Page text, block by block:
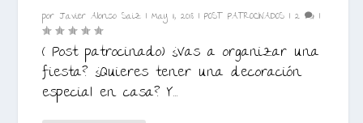
por Javier Alonso Saiz |May 11, 2018 |POST PATROCINADOS |2 |
( Post patrocinado) ¿Vas a organizar una
fiesta? ¿Quieres tener una decoración
especial en casa? Y...